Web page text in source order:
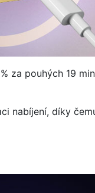
za pouhých 19
nabíjení, díky